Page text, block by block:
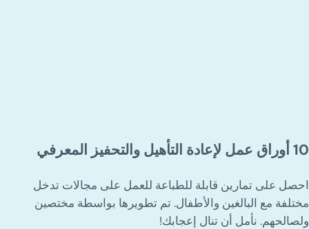
10 أوراق عمل لإعادة التأهيل والتحفيز المعرفي
احصل على تمارين قابلة للطباعة للعمل على مجالات تدخل
مختلفة مع البالغين والأطفال. تم تطويرها بواسطة مختصين
ولصالحهم. نأمل أن تنال إعجابك!